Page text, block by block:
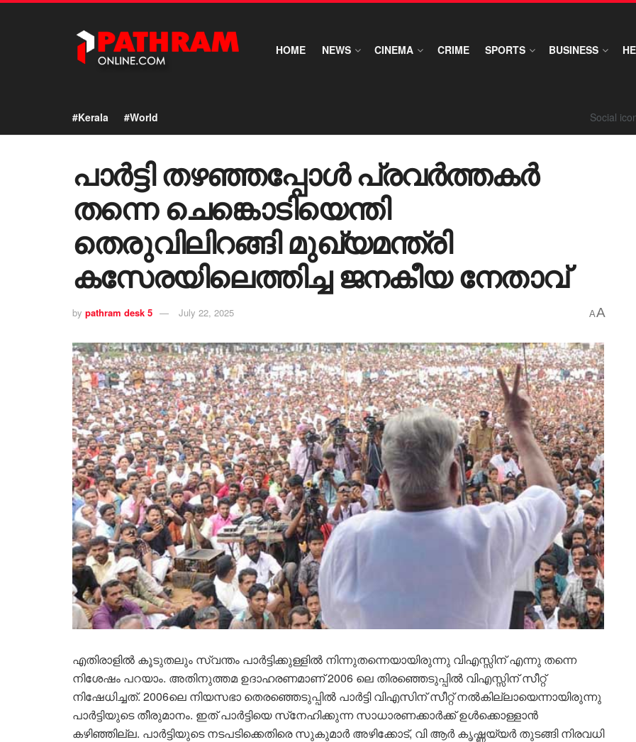
HOME NEWS CINEMA CRIME SPORTS BUSINESS
#Kerala #World Social
പാർട്ടി തഴഞ്ഞപ്പോൾ പ്രവർത്തകർ
തന്നെ ചെങ്കൊടിയെന്തി
തെരുവിലിറങ്ങി മുഖ്യമന്ത്രി
കസേരയിലെത്തിച്ച ജനകീയ നേതാവ്
by pathram desk 5 July 22, 2025 AA
എതിരാളിൽ കൂടുതലും സ്വന്തം പാർട്ടിക്കുള്ളിൽ നിന്നുതന്നെയായിരുന്നു വിഎസ്സിന് എന്നു തന്നെ
നിശേഷം പറയാം. അതിനുത്തമ ഉദാഹരണമാണ് 2006 ലെ തിരഞ്ഞെടുപ്പിൽ വിഎസ്സിന് സീറ്റ്
നിഷേധിച്ചത്. 2006ലെ നിയസഭാ തെരഞ്ഞെടുപ്പിൽ പാർട്ടി വിഎസിന് സീറ്റ് നൽകില്ലായെന്നായിരുന്നു
പാർട്ടിയുടെ തീരുമാനം. ഇത് പാർട്ടിയെ സ്‌നേഹിക്കുന്ന സാധാരണക്കാർക്ക് ഉൾക്കൊള്ളാൻ
കഴിഞ്ഞില്ല. പാർട്ടിയുടെ നടപടിക്കെതിരെ സുകുമാർ അഴിക്കോട്, വി ആർ കൃഷ്ണയ്യർ തുടങ്ങി നിരവധി